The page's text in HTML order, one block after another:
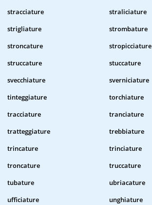
stracciature
straliciature
strigliature
strombature
stroncature
stropicciature
struccature
stuccature
svecchiature
sverniciature
tinteggiature
torchiature
tracciature
tranciature
tratteggiature
trebbiature
trincature
trinciature
troncature
truccature
tubature
ubriacature
ufficiature
unghiature